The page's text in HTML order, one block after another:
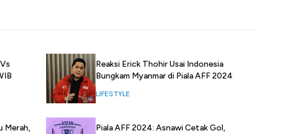
Merah,
Reaksi Erick Thohir Usai Indonesia
Bungkam Myanmar di Piala AFF 2024
LIFESTYLE
Piala AFF 2024: Asnawi Cetak Gol,